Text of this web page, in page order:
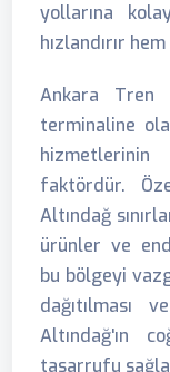
yollarına
hızlandırır
Ankara Tren
terminaline
faktördür.
Altındağ
ürünler ve
bu bölgeyi
dağıtılması
Altındağ'ın
tasarrufu